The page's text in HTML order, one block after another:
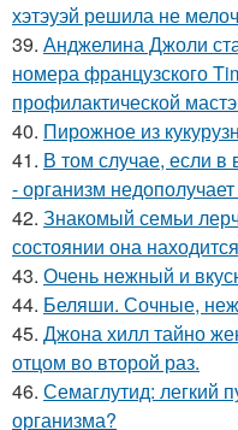
хэтэуэй решила не
39. Анджелина Джоли
номера французского
профилактической
40. Пирожное из
41. В том случае, если в
- организм
42. Знакомый семьи
состоянии она
43. Очень нежный и
44. Беляши. Сочные,
45. Джона хилл тайно
отцом во второй раз.
46. Семаглутид: легкий
организма?